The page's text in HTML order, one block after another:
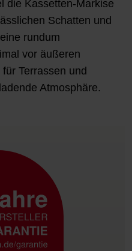
die Kassetten-Markise
Schatten und
rundum
vor äußeren
Terrassen und
Atmosphäre.